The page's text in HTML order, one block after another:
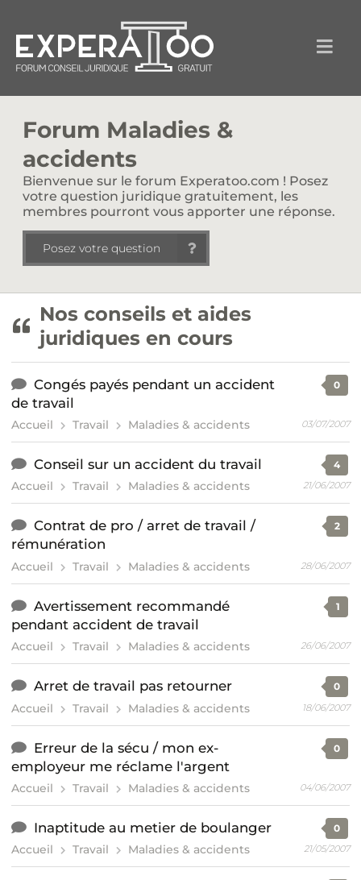
Forum Maladies &
accidents
Bienvenue sur le forum Experatoo.com ! Posez
votre question juridique gratuitement, les
membres pourront vous apporter une réponse.
Posez votre question
Nos conseils et aides
juridiques en cours
Congés payés pendant un accident
de travail
Accueil Travail Maladies & accidents
0
03/07/2007
Conseil sur un accident du travail
Accueil Travail Maladies & accidents
4
21/06/2007
Contrat de pro / arret de travail /
rémunération
Accueil Travail Maladies & accidents
2
28/06/2007
Avertissement recommandé
pendant accident de travail
Accueil Travail Maladies & accidents
1
26/06/2007
Arret de travail pas retourner
Accueil Travail Maladies & accidents
0
18/06/2007
Erreur de la sécu / mon ex-
employeur me réclame l'argent
Accueil Travail Maladies & accidents
0
04/06/2007
Inaptitude au metier de boulanger
Accueil Travail Maladies & accidents
0
21/05/2007